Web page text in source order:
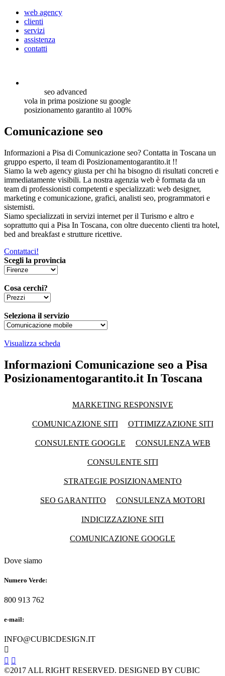
web agency
clienti
servizi
assistenza
contatti
seo advanced
vola in prima posizione su google
posizionamento garantito al 100%
Comunicazione seo
Informazioni a Pisa di Comunicazione seo? Contatta in Toscana un
gruppo esperto, il team di Posizionamentogarantito.it !!
Siamo la web agency giusta per chi ha bisogno di risultati concreti e
immediatamente visibili. La nostra agenzia web è formata da un
team di professionisti competenti e specializzati: web designer,
marketing e comunicazione, grafici, analisti seo, programmatori e
sistemisti.
Siamo specializzati in servizi internet per il Turismo e altro e
soprattutto qui a Pisa In Toscana, con oltre duecento clienti tra hotel,
bed and breakfast e strutture ricettive.
Contattaci!
Scegli la provincia
Cosa cerchi?
Seleziona il servizio
Visualizza scheda
Informazioni Comunicazione seo a Pisa
Posizionamentogarantito.it In Toscana
MARKETING RESPONSIVE
COMUNICAZIONE SITI OTTIMIZZAZIONE SITI
CONSULENTE GOOGLE CONSULENZA WEB
CONSULENTE SITI
STRATEGIE POSIZIONAMENTO
SEO GARANTITO CONSULENZA MOTORI
INDICIZZAZIONE SITI
COMUNICAZIONE GOOGLE
Dove siamo
Numero Verde:
800 913 762
e-mail:
INFO@CUBICDESIGN.IT

 
©2017 ALL RIGHT RESERVED. DESIGNED BY CUBIC